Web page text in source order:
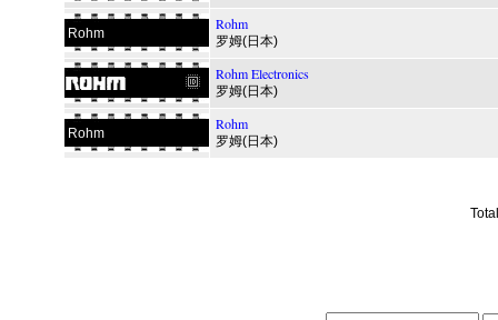
Rohm
Rohm
罗姆(日本)
Rohm Electronics
罗姆(日本)
Rohm
Rohm
罗姆(日本)